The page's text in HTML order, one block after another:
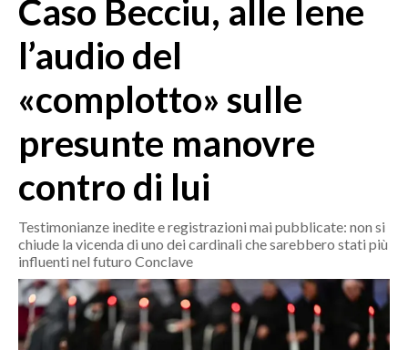
MEDIO CAMPIDANO
SASSARI E PROVINCIA
NUORO E PROVINCIA
OGLIASTRA
ITALIA
POLITICA
Caso Becciu, alle Iene
l’audio del
«complotto» sulle
presunte manovre
contro di lui
Testimonianze inedite e registrazioni mai pubblicate: non si
chiude la vicenda di uno dei cardinali che sarebbero stati più
influenti nel futuro Conclave